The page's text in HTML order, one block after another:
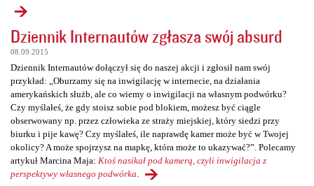
Dziennik Internautów zgłasza swój absurd
08.09.2015
Dziennik Internautów dołączył się do naszej akcji i zgłosił nam swój
przykład: „Oburzamy się na inwigilację w internecie, na działania
amerykańskich służb, ale co wiemy o inwigilacji na własnym podwórku?
Czy myślałeś, że gdy stoisz sobie pod blokiem, możesz być ciągle
obserwowany np. przez człowieka ze straży miejskiej, który siedzi przy
biurku i pije kawę? Czy myślałeś, ile naprawdę kamer może być w Twojej
okolicy? A może spojrzysz na mapkę, która może to ukazywać?”. Polecamy
artykuł Marcina Maja: Ktoś nasikał pod kamerą, czyli inwigilacja z
perspektywy własnego podwórka